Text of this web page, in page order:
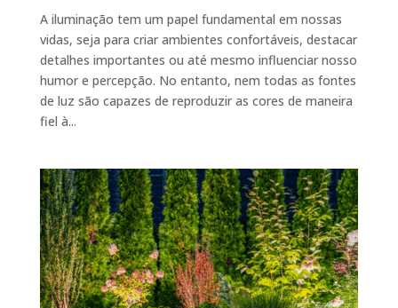
A iluminação tem um papel fundamental em nossas
vidas, seja para criar ambientes confortáveis, destacar
detalhes importantes ou até mesmo influenciar nosso
humor e percepção. No entanto, nem todas as fontes
de luz são capazes de reproduzir as cores de maneira
fiel à...